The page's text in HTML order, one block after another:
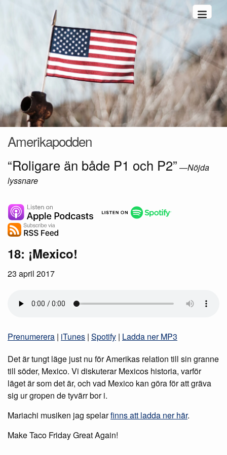
Amerikapodden
“Roligare än både P1 och P2” —Nöjda
lyssnare
18: ¡Mexico!
23 april 2017
Prenumerera | iTunes | Spotify | Ladda ner MP3
Det är tungt läge just nu för Amerikas relation till sin granne
till söder, Mexico. Vi diskuterar Mexicos historia, varför
läget är som det är, och vad Mexico kan göra för att gräva
sig ur gropen de tyvärr bor i.
Mariachi musiken jag spelarfinns att ladda ner här.
Make Taco Friday Great Again!